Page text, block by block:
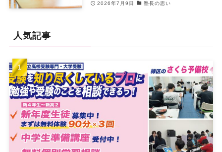
2026年7月9日 塾長の思い
人気記事